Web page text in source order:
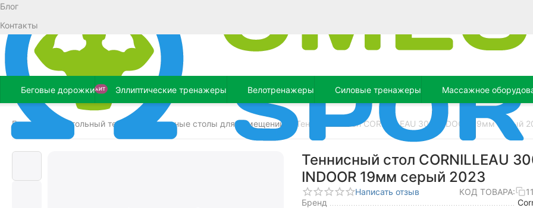
Блог
Контакты
Беговые дорожкиХИТ Эллиптические тренажеры Велотренажеры Силовые тренажеры Массажное
Главная Настольный теннис Теннисные столы для помещений Теннисный стол CORNILLEAU 300 INDOOR 19мм серый
Теннисный стол CORNILLEAU
INDOOR 19мм серый 2023
Написать отзыв КОД ТОВАРА:
Бренд